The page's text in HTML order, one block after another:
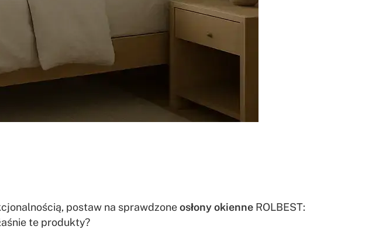
postaw na sprawdzoneosłony okienne ROLBEST:
te produkty?